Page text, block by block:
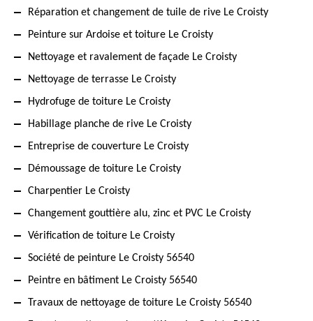
Réparation et changement de tuile de rive Le Croisty
Peinture sur Ardoise et toiture Le Croisty
Nettoyage et ravalement de façade Le Croisty
Nettoyage de terrasse Le Croisty
Hydrofuge de toiture Le Croisty
Habillage planche de rive Le Croisty
Entreprise de couverture Le Croisty
Démoussage de toiture Le Croisty
Charpentier Le Croisty
Changement gouttière alu, zinc et PVC Le Croisty
Vérification de toiture Le Croisty
Société de peinture Le Croisty 56540
Peintre en bâtiment Le Croisty 56540
Travaux de nettoyage de toiture Le Croisty 56540